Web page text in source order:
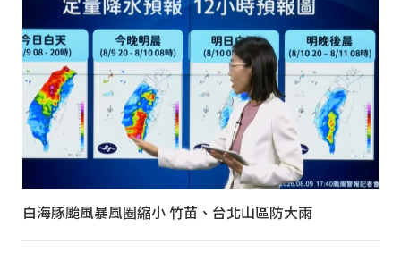
白海豚颱風暴風圈縮小 竹苗、台北山區防大雨